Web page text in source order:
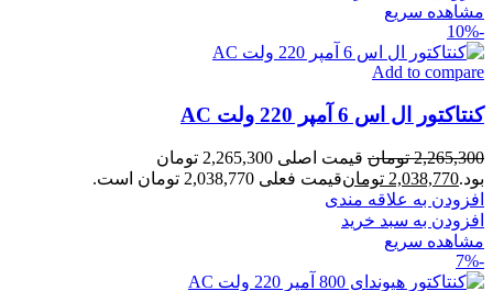
مشاهده سریع
-10%
Add to compare
کنتاکتور ال اس 6 آمپر 220 ولت AC
2,265,300 تومان
قیمت اصلی 2,265,300 تومان
بود.2,038,770 تومانقیمت فعلی 2,038,770 تومان است.
افزودن به علاقه مندی
افزودن به سبد خرید
مشاهده سریع
-7%